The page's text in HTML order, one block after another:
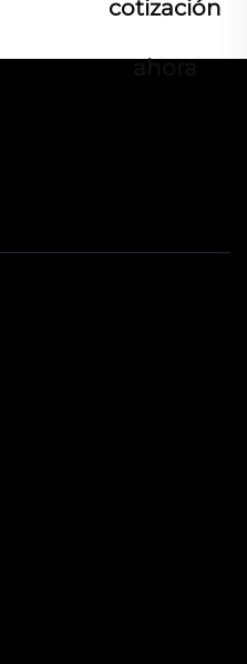
cotización
ahora